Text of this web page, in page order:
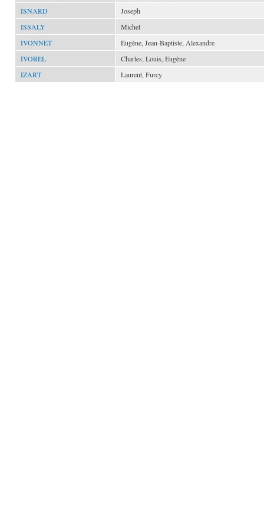
ISNARD
Joseph
ISSALY
Michel
IVONNET
Eugène, Jean-Baptiste, Alexandre
IVOREL
Charles, Louis, Eugène
IZART
Laurent, Furcy